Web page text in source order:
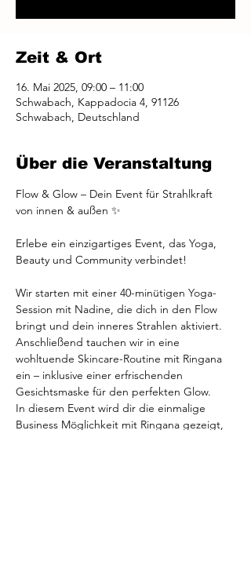
Zeit & Ort
16. Mai 2025, 09:00 – 11:00
Schwabach, Kappadocia 4, 91126
Schwabach, Deutschland
Über die Veranstaltung
Flow & Glow – Dein Event für Strahlkraft
von innen & außen ✨
Erlebe ein einzigartiges Event, das Yoga,
Beauty und Community verbindet!
Wir starten mit einer 40-minütigen Yoga-
Session mit Nadine, die dich in den Flow
bringt und dein inneres Strahlen aktiviert.
Anschließend tauchen wir in eine
wohltuende Skincare-Routine mit Ringana
ein – inklusive einer erfrischenden
Gesichtsmaske für den perfekten Glow.
In diesem Event wird dir die einmalige
Business Möglichkeit mit Ringana gezeigt,